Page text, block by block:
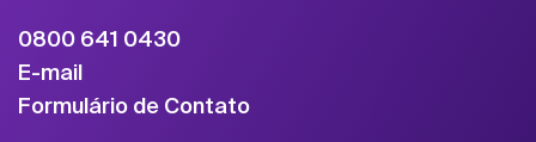
0800 641 0430
E-mail
Formulário de Contato